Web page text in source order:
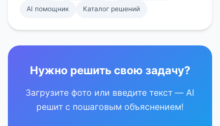
AI помощник Каталог решений
Нужно решить свою задачу?
Загрузите фото или введите текст — AI
решит с пошаговым объяснением!